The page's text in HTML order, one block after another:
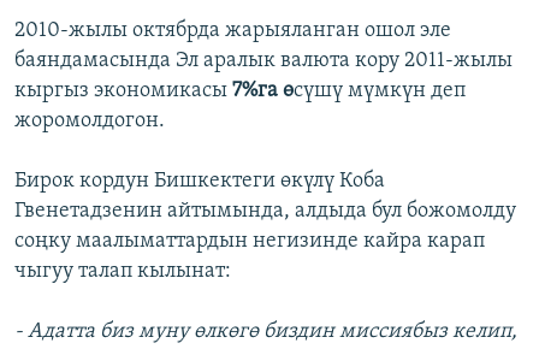
2010-жылы октябрда жарыяланган ошол эле
баяндамасында Эл аралык валюта кору 2011-жылы
кыргыз экономикасы 7%га өсүшү мүмкүн деп
жоромолдогон.
Бирок кордун Бишкектеги өкүлү Коба
Гвенетадзенин айтымында, алдыда бул божомолду
соңку маалыматтардын негизинде кайра карап
чыгуу талап кылынат:
- Адатта биз муну өлкөгө биздин миссиябыз келип,